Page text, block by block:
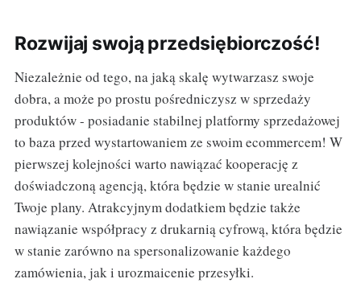
Rozwijaj swoją przedsiębiorczość!
Niezależnie od tego, na jaką skalę wytwarzasz swoje
dobra, a może po prostu pośredniczysz w sprzedaży
produktów - posiadanie stabilnej platformy sprzedażowej
to baza przed wystartowaniem ze swoim ecommercem! W
pierwszej kolejności warto nawiązać kooperację z
doświadczoną agencją, która będzie w stanie urealnić
Twoje plany. Atrakcyjnym dodatkiem będzie także
nawiązanie współpracy z drukarnią cyfrową, która będzie
w stanie zarówno na spersonalizowanie każdego
zamówienia, jak i urozmaicenie przesyłki.